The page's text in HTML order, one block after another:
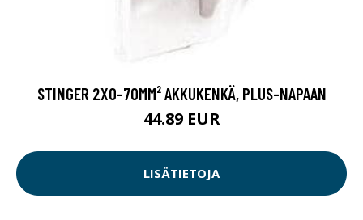
STINGER 2X0-70MM² AKKUKENKÄ, PLUS-NAPAAN
44.89 EUR
LISÄTIETOJA